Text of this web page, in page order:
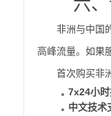
六
非洲与中国
高峰流量。如果
首次购买非
7x24小
中文技术